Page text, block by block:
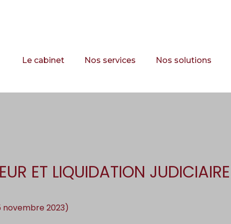
Le cabinet Nos services Nos solutions
ET LIQUIDATION
novembre 2023)